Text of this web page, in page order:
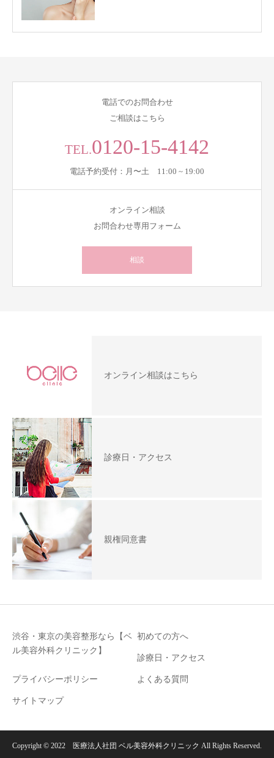
電話でのお問合わせ
ご相談はこちら
TEL.0120-15-4142
電話予約受付：月〜土 11:00 ~ 19:00
オンライン相談
お問合わせ専用フォーム
相談
オンライン相談はこちら
診療日・アクセス
親権同意書
渋谷・東京の美容整形なら【ベ
ル美容外科クリニック】
初めての方へ
診療日・アクセス
プライバシーポリシー よくある質問
サイトマップ
Copyright © 2022 医療法人社団 ベル美容外科クリニック All Rights Reserved.